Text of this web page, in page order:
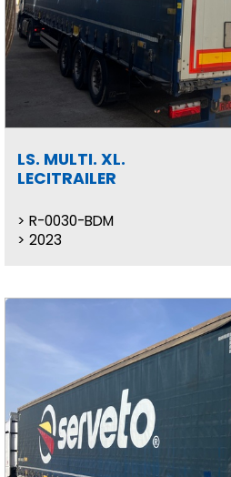
LS. MULTI. XL.
LECITRAILER
R-0030-BDM
2023